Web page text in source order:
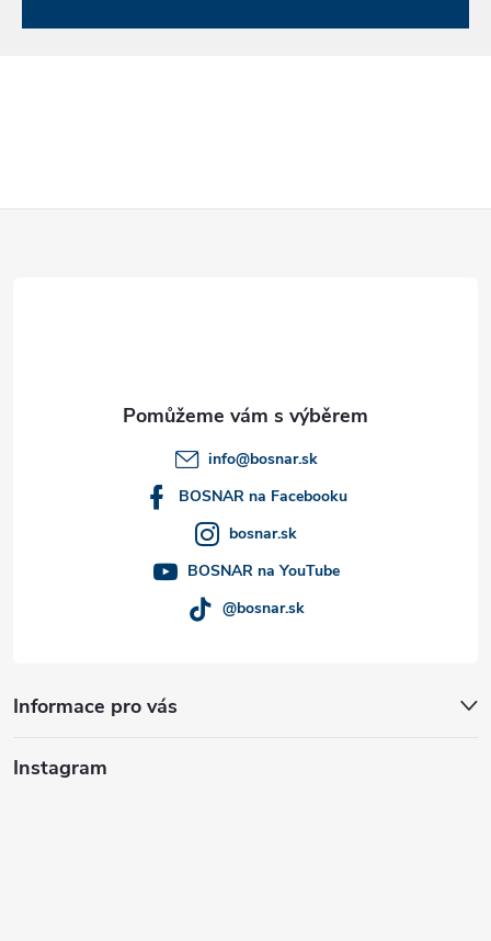
Informace pro vás
info@bosnar.sk
BOSNAR na Facebooku
bosnar.sk
BOSNAR na YouTube
@bosnar.sk
Instagram